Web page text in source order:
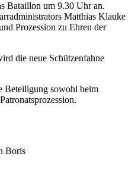
Bataillon um 9.30 Uhr an.
Matthias Klauke
Prozession zu Ehren der
die neue Schützenfahne
Beteiligung sowohl beim
Boris